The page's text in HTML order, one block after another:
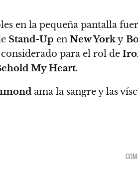
en la pequeña pantalla
Stand-Up en New Yorky
para el rol de
My Heart.
ama la sangre y las